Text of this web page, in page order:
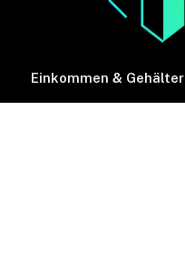
Einkommen & Gehälter